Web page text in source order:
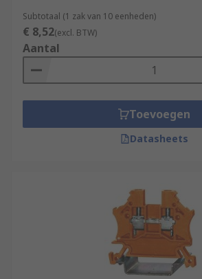
Subtotaal (1 zak van 10 eenheden)
€ 8,52(excl. BTW)
Aantal
Toevoegen
Datasheets